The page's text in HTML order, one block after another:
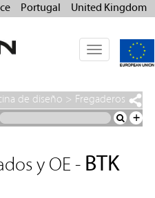
Portugal United Kingdom
Toggle
navigation
de diseño > Fregaderos
>BTK Filo
+
y OE - BTK